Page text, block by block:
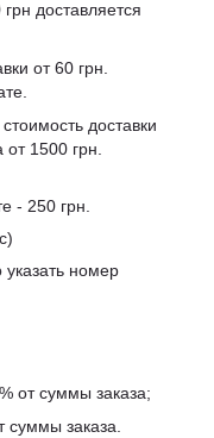
доставляется
от 60 грн.
доставки
1500 грн.
- 250 грн.
номер
от суммы заказа;
суммы заказа.